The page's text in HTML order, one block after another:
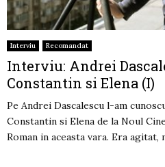
Interviu Recomandat
Interviu: Andrei
Constantin si Elena (I)
Pe Andrei Dascalescu l-am
Constantin si Elena de la Noul
Roman in aceasta vara. Era agitat,